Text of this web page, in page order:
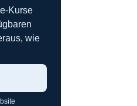
Kurse
wie